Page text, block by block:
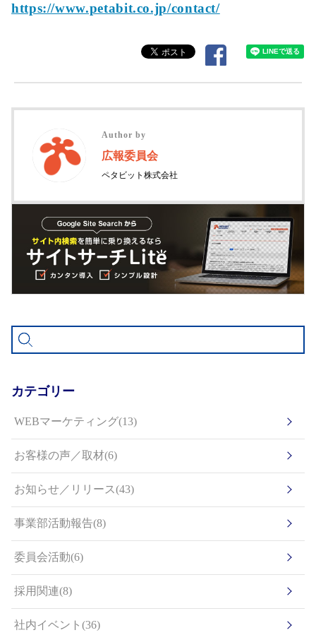
https://www.petabit.co.jp/contact/
Author by
広報委員会
ペタビット株式会社
カテゴリー
WEBマーケティング(13)
お客様の声／取材(6)
お知らせ／リリース(43)
事業部活動報告(8)
委員会活動(6)
採用関連(8)
社内イベント(36)